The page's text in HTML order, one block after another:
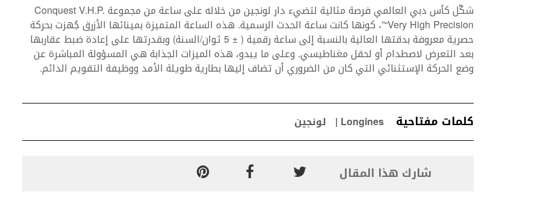
شكّل كأس دبي العالمي فرصة مثالية لتضيء دار لونجين من خلاله على ساعة من مجموعة Conquest V.H.P.
“Very High Precision”، كونها كانت ساعة الحدث الرسمية. هذه الساعة المتميزة بمينائها الأزرق جُهزت بحركة
حصرية معروفة بدقتها العالية بالنسبة إلى ساعة رقمية ( ± 5 ثوان/السنة) وبقدرتها على إعادة ضبط عقاربها
بعد التعرض لاصطدام أو لحقل مغناطيسي. وعلى ما يبدو، هذه الميزات الجذابة هي المسؤولة المباشرة عن
وضع الحركة الإستثنائي التي كان من الضروري أن تضاف إليها بطارية طويلة الأمد ووظيفة التقويم الدائم.
كلمات مفتاحية Longines لونجين
شارك هذا المقال